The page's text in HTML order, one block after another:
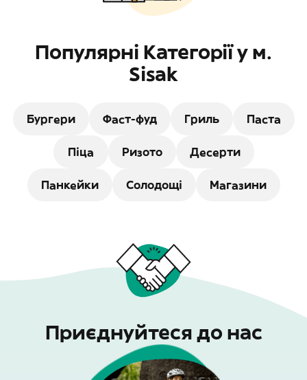
Популярні Категорії у м.
Sisak
Бургери Фаст-фуд Гриль Паста
Піца Ризото Десерти
Панкейки Солодощі Магазини
Приєднуйтеся до нас